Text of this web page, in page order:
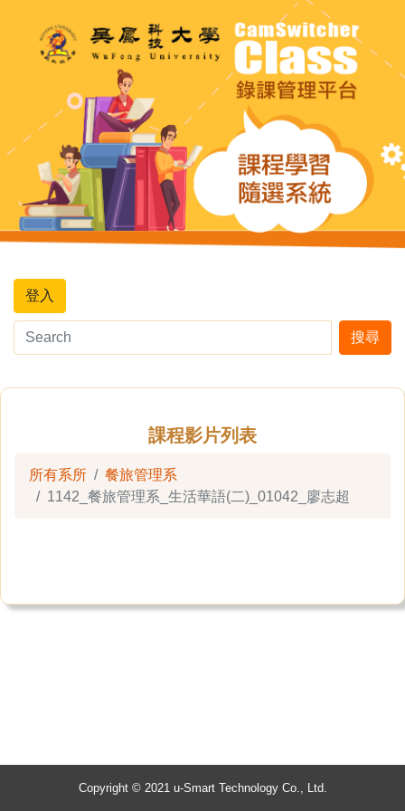
登入
搜尋
課程影片列表
所有系所
餐旅管理系
1142_餐旅管理系_生活華語(二)_01042_廖志超
Copyright © 2021 u-Smart Technology Co., Ltd.